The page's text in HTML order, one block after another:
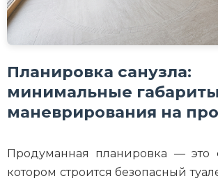
Планировка санузла:
минимальные
маневрирования на
Продуманная планировка — это
котором строится безопасный